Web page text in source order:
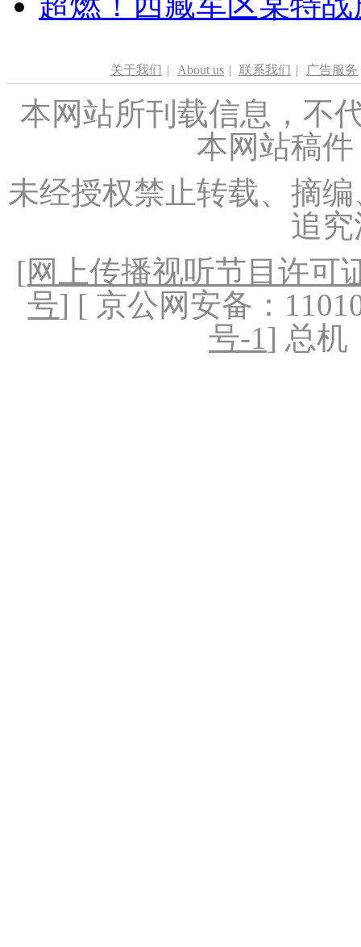
关于我们 | About us | 联系我们 | 广告服务
本网站所刊载信息，不
本网站稿
未经授权禁止转载、摘
追
[网上传播视听节目许可
号] [ 京公网安备：
号-1] 总机